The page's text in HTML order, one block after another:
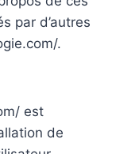
par d’autres
.
est
de